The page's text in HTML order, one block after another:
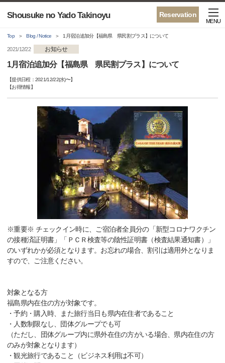
Reservation
Shousuke no Yado Takinoyu
MENU
Top Blog / Notice 1月宿泊追加分【福島県 県民割プラス】について
2021/12/22 お知らせ
1月宿泊追加分【福島県 県民割プラス】について
【提供日程： 2021/12/22(水)〜】
【お得情報】
※重要※ チェックイン時に、ご宿泊者全員分の「新型コロナワクチン
の接種済証明書」「ＰＣＲ検査等の陰性証明書（検査結果通知書）」
のいずれかが必須となります。お忘れの場合、割引は適用外となりま
すので、ご注意ください。
対象となる方
福島県内在住の方が対象です。
・予約・購入時、また旅行当日も県内在住者であること
・人数制限なし、団体グループでも可
（ただし、団体グループ内に県外在住の方がいる場合、県内在住の方
のみが対象となります）
・観光旅行であること（ビジネス利用は不可）